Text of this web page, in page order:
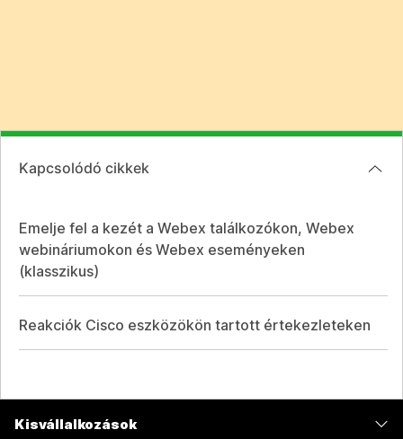
Kapcsolódó cikkek
Emelje fel a kezét a Webex találkozókon, Webex
webináriumokon és Webex eseményeken
(klasszikus)
Reakciók Cisco eszközökön tartott értekezleteken
Kisvállalkozások